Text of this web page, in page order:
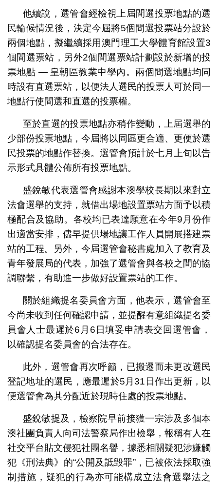
他續說，選管會經檢視上屆間選投票地點的選
民輪候情況後，決定今屆將5個間選投票站分設於
兩個地點，擬繼續採用澳門理工大學體育館設置3
個間選票站，另外2個間選票站計劃設於新增的投
票地點 — 皇朝區教業中學內。兩個間選地點均同
時設有直選票站，以便法人選民的投票人可於同一
地點行使間選和直選的投票權。
至於直選的投票地點亦稍作變動，上屆選舉的
少部份投票地點，今屆將以同區更合適、更便於選
民投票的地點作替換。選管會預計於七月上旬以告
示形式具體公佈所有投票地點。
盛銳敏代表選管會感謝本澳學校長期以來對立
法會選舉的支持，就借出場地設置票站方面予以積
極配合及協助。各校均已表達願意在今年9月份作
出適當安排，儘早提供場地讓工作人員開展搭建票
站的工程。另外，今屆選管會秘書處加入了教育及
青年發展局的代表，加強了選管會與各校之間的協
調聯繫，有助進一步做好設置票站的工作。
關於組織提名委員會方面，他表示，選管會至
今尚未收到任何確認申請，並提醒有意組織提名委
員會人士最遲於6月6日填妥申請表交回選管會，
以確認提名委員會的合法存在。
此外，選管會再次呼籲，已搬遷而未更改選民
登記地址的選民，應最遲於5月31日作出更新，以
便選管會為其分配近於現時住處的投票地點。
盛銳敏提及，檢察院早前接獲一宗涉及多個本
澳社團負責人向司法警察局作出檢舉，報稱有人在
社交平台貼文侵犯社團名譽，據悉相關疑犯涉嫌觸
犯《刑法典》的“公開及詆毁罪”，已被依法採取強
制措施，疑犯的行為亦可能構成立法會選舉法之